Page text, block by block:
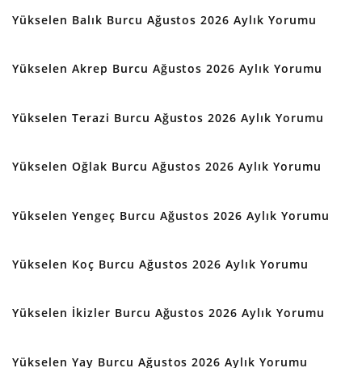
Yükselen Balık Burcu Ağustos 2026 Aylık Yorumu
Yükselen Akrep Burcu Ağustos 2026 Aylık Yorumu
Yükselen Terazi Burcu Ağustos 2026 Aylık Yorumu
Yükselen Oğlak Burcu Ağustos 2026 Aylık Yorumu
Yükselen Yengeç Burcu Ağustos 2026 Aylık Yorumu
Yükselen Koç Burcu Ağustos 2026 Aylık Yorumu
Yükselen İkizler Burcu Ağustos 2026 Aylık Yorumu
Yükselen Yay Burcu Ağustos 2026 Aylık Yorumu